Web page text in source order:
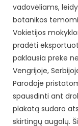
vadovėliams,
botanikos
Vokietijos
pradėti
paklausia preke
Vengrijoje,
Parodoje
spausdinti ant
plakatą sudaro
skirtingų augalų.